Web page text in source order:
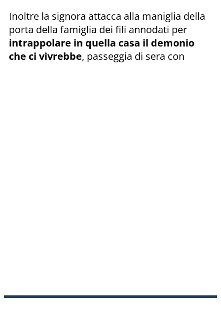
Inoltre la signora attacca alla maniglia della
porta della famiglia dei fili annodati per
intrappolare in quella casa il demonio
che ci vivrebbe, passeggia di sera con